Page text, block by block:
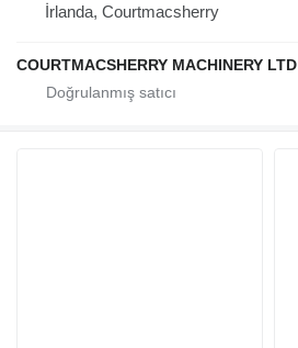
İrlanda, Courtmacsherry
COURTMACSHERRY MACHINERY LTD